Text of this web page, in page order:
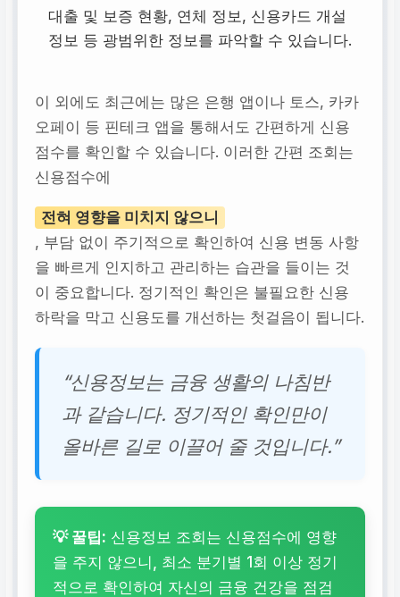
대출 및 보증 현황, 연체 정보, 신용카드 개설
정보 등 광범위한 정보를 파악할 수 있습니다.
이 외에도 최근에는 많은 은행 앱이나 토스, 카카
오페이 등 핀테크 앱을 통해서도 간편하게 신용
점수를 확인할 수 있습니다. 이러한 간편 조회는
신용점수에
전혀 영향을 미치지 않으니
, 부담 없이 주기적으로 확인하여 신용 변동 사항
을 빠르게 인지하고 관리하는 습관을 들이는 것
이 중요합니다. 정기적인 확인은 불필요한 신용
하락을 막고 신용도를 개선하는 첫걸음이 됩니다.
“신용정보는 금융 생활의 나침반
과 같습니다. 정기적인 확인만이
올바른 길로 이끌어 줄 것입니다.”
💡 꿀팁: 신용정보 조회는 신용점수에 영향
을 주지 않으니, 최소 분기별 1회 이상 정기
적으로 확인하여 자신의 금융 건강을 점검